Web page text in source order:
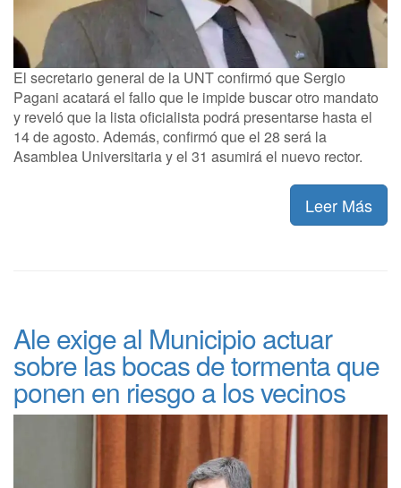
El secretario general de la UNT confirmó que Sergio
Pagani acatará el fallo que le impide buscar otro mandato
y reveló que la lista oficialista podrá presentarse hasta el
14 de agosto. Además, confirmó que el 28 será la
Asamblea Universitaria y el 31 asumirá el nuevo rector.
Leer Más
Ale exige al Municipio actuar
sobre las bocas de tormenta que
ponen en riesgo a los vecinos